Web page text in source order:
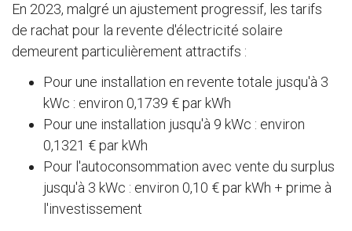
En 2023, malgré un ajustement progressif, les tarifs
de rachat pour la revente d'électricité solaire
demeurent particulièrement attractifs :
Pour une installation en revente totale jusqu'à 3
kWc : environ 0,1739 € par kWh
Pour une installation jusqu'à 9 kWc : environ
0,1321 € par kWh
Pour l'autoconsommation avec vente du surplus
jusqu'à 3 kWc : environ 0,10 € par kWh + prime à
l'investissement